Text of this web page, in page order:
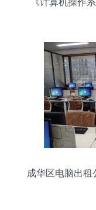
《计算机操作
成华区电脑出